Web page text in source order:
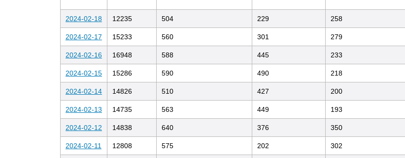
2024-02-18 12235 504 229 258
2024-02-17 15233 560 301 279
2024-02-16 16948 588 445 233
2024-02-15 15286 590 490 218
2024-02-14 14826 510 427 200
2024-02-13 14735 563 449 193
2024-02-12 14838 640 376 350
2024-02-11 12808 575 202 302